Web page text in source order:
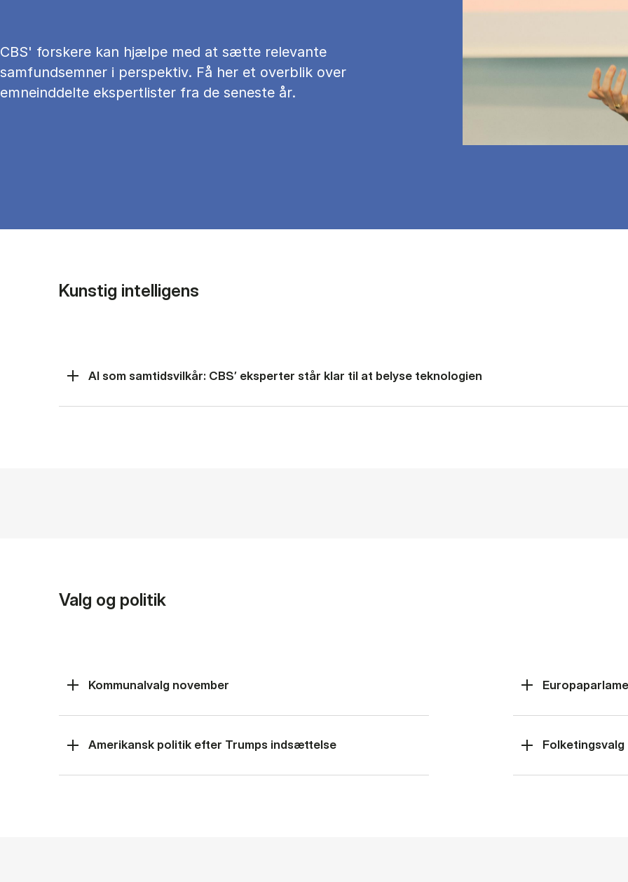
CBS' forskere kan hjælpe med at sætte relevante
samfundsemner i perspektiv. Få her et overblik over
emneinddelte ekspertlister fra de seneste år.
Kunstig intelligens
AI som samtidsvilkår: CBS’ eksperter står klar til at belyse teknologien
Valg og politik
Kommunalvalg november
Amerikansk politik efter Trumps indsættelse Folketingsvalg